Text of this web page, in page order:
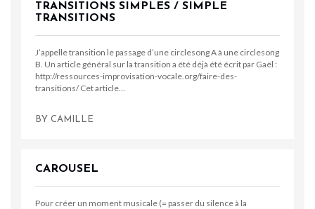
TRANSITIONS SIMPLES / SIMPLE
TRANSITIONS
J’appelle transition le passage d’une circlesong A à une circlesong
B. Un article général sur la transition a été déjà été écrit par Gaël :
http://ressources-improvisation-vocale.org/faire-des-
transitions/ Cet article…
BY CAMILLE
CAROUSEL
Pour créer un moment musicale (= passer du silence à la